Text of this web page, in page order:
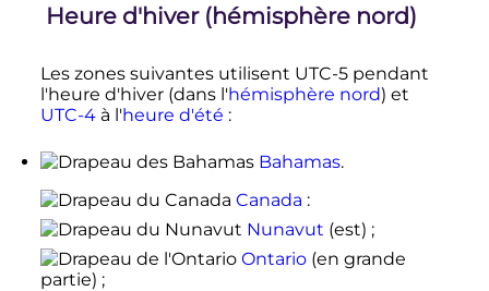
Heure d'hiver (hémisphère nord)
Les zones suivantes utilisent UTC-5 pendant
l'heure d'hiver (dans l'hémisphère nord) et
UTC-4à l'heure d'été :
Bahamas.
Canada :
Nunavut (est) ;
Ontario(en grande
partie) ;